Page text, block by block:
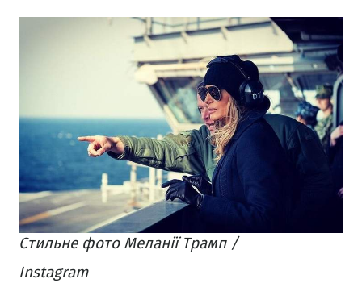
Стильне фото Меланії Трамп /
Instagram